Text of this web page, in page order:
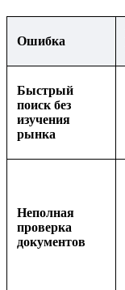
Ошибка
Быстрый
поиск без
изучения
рынка
Неполная
проверка
документов